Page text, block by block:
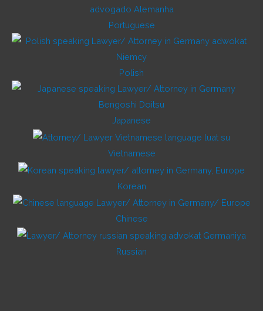
Portuguese
Polish
Japanese
Vietnamese
Korean
Chinese
Russian